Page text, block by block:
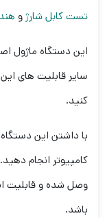
تست کابل شارژو
سایر قابلیت های
کنید.
با داشتن این دستگاه
کامپیوتر انجام
باشد.